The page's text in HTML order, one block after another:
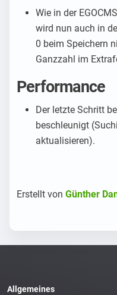
Wie in der
wird nun auch in
0 beim Speichern
Ganzzahl im
Performance
Der letzte Schritt
beschleunigt
aktualisieren).
Erstellt von Günther
Allgemeines